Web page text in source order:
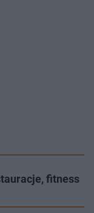
fitness